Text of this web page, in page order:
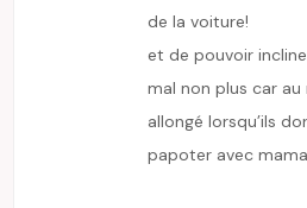
de la voiture!
et de pouvoir
mal non plus car
allongé lorsqu’ils
papoter avec